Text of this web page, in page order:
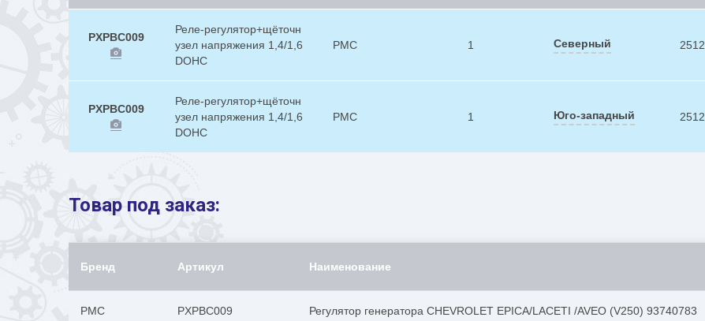
PXPBC009
Реле-регулятор+щёточн
узел напряжения 1,4/1,6
DOHC
PMC 1 Северный 2512
PXPBC009
Реле-регулятор+щёточн
узел напряжения 1,4/1,6
DOHC
PMC 1 Юго-западный 2512
Товар под заказ:
Бренд Артикул Наименование
PMC PXPBC009 Регулятор генератора CHEVROLET EPICA/LACETI /AVEO (V250) 93740783